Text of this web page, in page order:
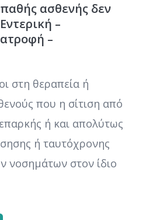
ασθενής δεν
–
–
στη θεραπεία ή
που η σίτιση από
ή και απολύτως
ή ταυτόχρονης
νοσημάτων στον ίδιο